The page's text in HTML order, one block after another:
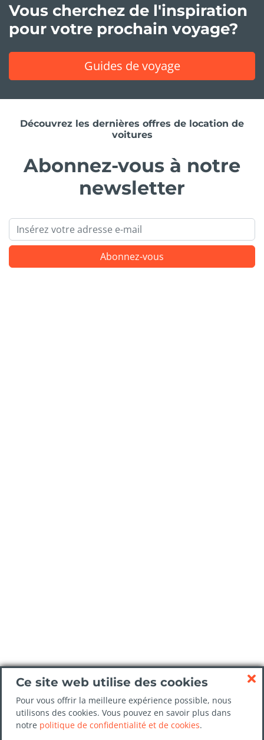
Vous cherchez de l'inspiration
pour votre prochain voyage?
Guides de voyage
Découvrez les dernières offres de location de
voitures
Abonnez-vous à notre
newsletter
Email
Abonnez-vous
Ce site web utilise des cookies
Pour vous offrir la meilleure expérience possible, nous
utilisons des cookies. Vous pouvez en savoir plus dans
notre politique de confidentialité et de cookies.